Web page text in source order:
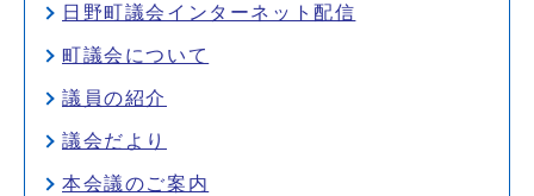
日野町議会インターネット配信
町議会について
議員の紹介
議会だより
本会議のご案内